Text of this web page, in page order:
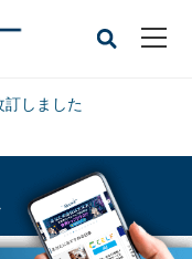
訂しました